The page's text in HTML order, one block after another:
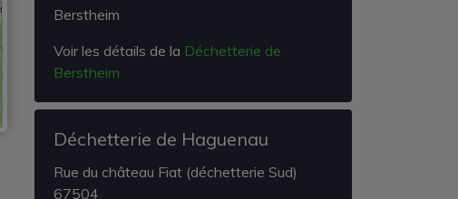
Berstheim
Voir les détails de la Déchetterie de
Berstheim
Déchetterie de Haguenau
Rue du château Fiat (déchetterie Sud)
67504